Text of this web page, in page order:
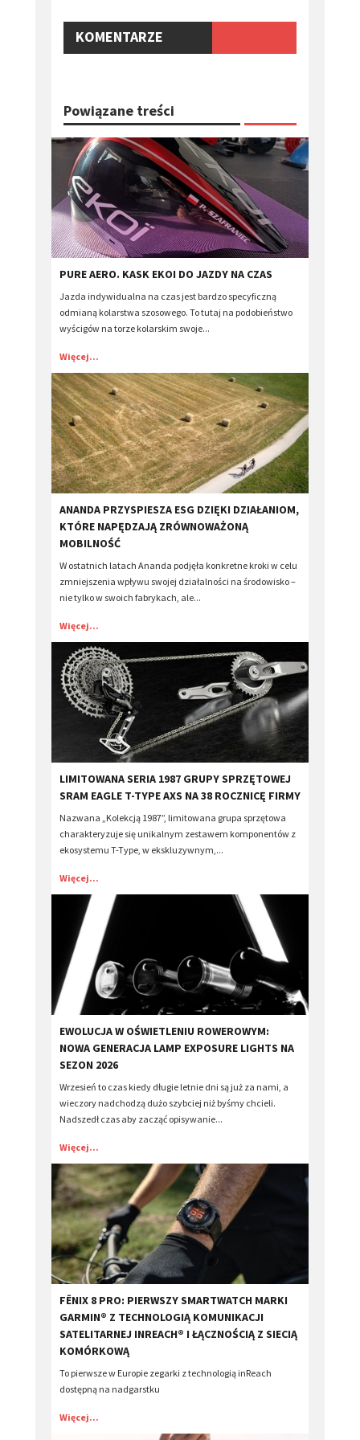
KOMENTARZE
Powiązane treści
PURE AERO. KASK EKOI DO JAZDY NA CZAS
Jazda indywidualna na czas jest bardzo specyficzną
odmianą kolarstwa szosowego. To tutaj na podobieństwo
wyścigów na torze kolarskim swoje...
Więcej...
​ANANDA PRZYSPIESZA ESG DZIĘKI DZIAŁANIOM,
KTÓRE NAPĘDZAJĄ ZRÓWNOWAŻONĄ
MOBILNOŚĆ
W ostatnich latach Ananda podjęła konkretne kroki w celu
zmniejszenia wpływu swojej działalności na środowisko –
nie tylko w swoich fabrykach, ale...
Więcej...
LIMITOWANA SERIA 1987 GRUPY SPRZĘTOWEJ
SRAM EAGLE T-TYPE AXS NA 38 ROCZNICĘ FIRMY
Nazwana „Kolekcją 1987”, limitowana grupa sprzętowa
charakteryzuje się unikalnym zestawem komponentów z
ekosystemu T-Type, w ekskluzywnym,...
Więcej...
EWOLUCJA W OŚWIETLENIU ROWEROWYM:
NOWA GENERACJA LAMP EXPOSURE LIGHTS NA
SEZON 2026
Wrzesień to czas kiedy długie letnie dni są już za nami, a
wieczory nadchodzą dużo szybciej niż byśmy chcieli.
Nadszedł czas aby zacząć opisywanie...
Więcej...
​FĒNIX 8 PRO: PIERWSZY SMARTWATCH MARKI
GARMIN® Z TECHNOLOGIĄ KOMUNIKACJI
SATELITARNEJ INREACH® I ŁĄCZNOŚCIĄ Z SIECIĄ
KOMÓRKOWĄ
To pierwsze w Europie zegarki z technologią inReach
dostępną na nadgarstku
Więcej...